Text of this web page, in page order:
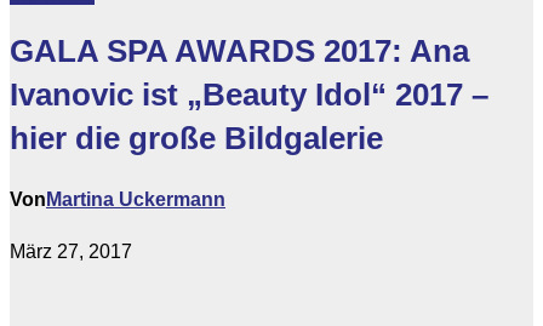
GALA SPA AWARDS 2017: Ana
Ivanovic ist „Beauty Idol“ 2017 –
hier die große Bildgalerie
Von Martina Uckermann
März 27, 2017